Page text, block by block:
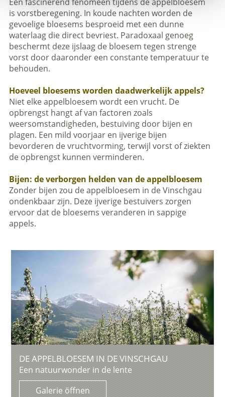
is vorstberegening. In koude nachten worden de
gevoelige bloesems besproeid met een dunne
waterlaag die direct bevriest. Paradoxaal genoeg
beschermt deze ijslaag de bloesem tegen strenge
vorst door daaronder een constante temperatuur te
behouden.
Hoeveel bloesems worden daadwerkelijk appels?
Niet elke appelbloesem wordt een vrucht. De
opbrengst hangt af van factoren zoals
weersomstandigheden, bestuiving door bijen en
plagen. Een mild voorjaar en ijverige bijen
bevorderen de vruchtvorming, terwijl vorst of ziekten
de opbrengst kunnen verminderen.
Bijen: de verborgen helden van de appelbloesem
Zonder bijen zou de appelbloesem in de Vinschgau
ondenkbaar zijn. Deze ijverige bestuivers zorgen
ervoor dat de bloesems veranderen in sappige
appels.
DE APPELBLOESEM IN DE VINSCHGAU
Een natuurwonder in de lente
Galerie öffnen